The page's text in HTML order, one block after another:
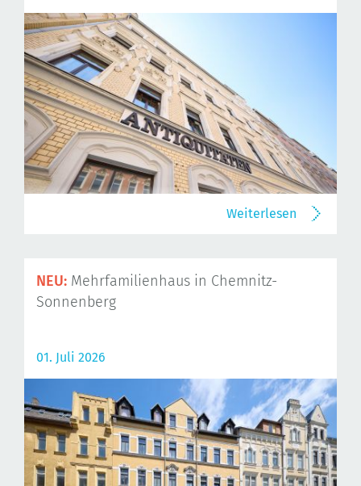
Weiterlesen
NEU: Mehrfamilienhaus in Chemnitz-
Sonnenberg
01. Juli 2026